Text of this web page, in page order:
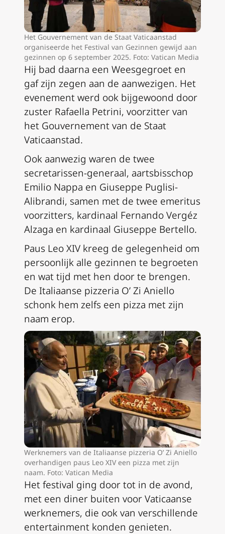
Het Gouvernement van de Staat Vaticaanstad
organiseerde het Festival van Gezinnen gewijd aan
gezinnen op 6 september 2025. Foto: Vatican Media
Hij bad daarna een Weesgegroet en
gaf zijn zegen aan de aanwezigen. Het
evenement werd ook bijgewoond door
zuster Rafaella Petrini, voorzitter van
het Gouvernement van de Staat
Vaticaanstad.
Ook aanwezig waren de twee
secretarissen-generaal, aartsbisschop
Emilio Nappa en Giuseppe Puglisi-
Alibrandi, samen met de twee emeritus
voorzitters, kardinaal Fernando Vergéz
Alzaga en kardinaal Giuseppe Bertello.
Paus Leo XIV kreeg de gelegenheid om
persoonlijk alle gezinnen te begroeten
en wat tijd met hen door te brengen.
De Italiaanse pizzeria O’ Zi Aniello
schonk hem zelfs een pizza met zijn
naam erop.
Werknemers van de Italiaanse pizzeria O’ Zi Aniello
overhandigen paus Leo XIV een pizza met zijn
naam. Foto: Vatican Media
Het festival ging door tot in de avond,
met een diner buiten voor Vaticaanse
werknemers, die ook van verschillende
entertainment konden genieten.